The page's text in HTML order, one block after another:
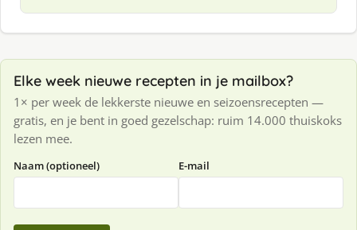
Elke week nieuwe recepten in je mailbox?
1× per week de lekkerste nieuwe en seizoensrecepten —
gratis, en je bent in goed gezelschap: ruim 14.000 thuiskoks
lezen mee.
Naam (optioneel) E-mail